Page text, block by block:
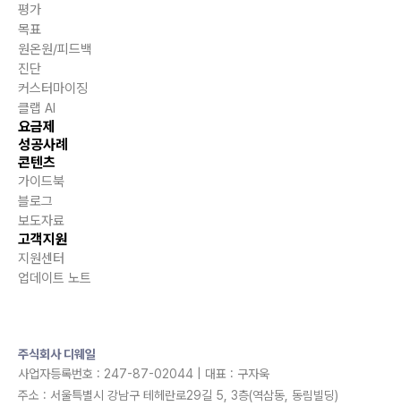
평가
목표
원온원/피드백
진단
커스터마이징
클랩 AI
요금제
성공사례
콘텐츠
가이드북
블로그
보도자료
고객지원
지원센터
업데이트 노트
주식회사 디웨일
사업자등록번호 : 247-87-02044 | 대표 : 구자욱
주소 : 서울특별시 강남구 테헤란로29길 5, 3층(역삼동, 동림빌딩)